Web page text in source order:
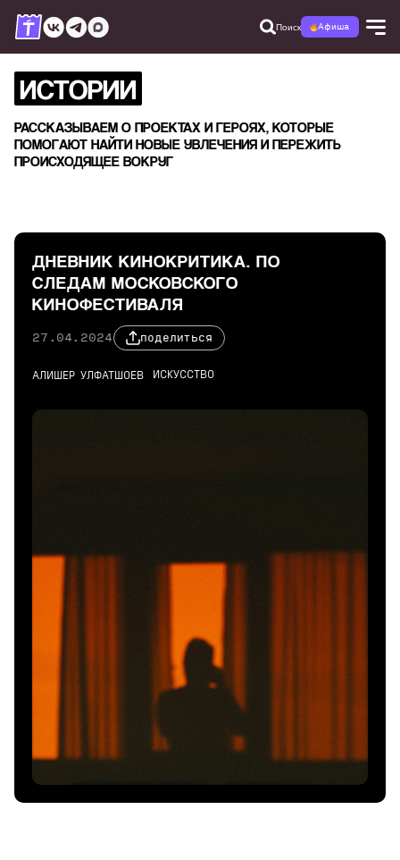
Поиск Афиша
ИСТОРИИ
РАССКАЗЫВАЕМ О ПРОЕКТАХ И ГЕРОЯХ, КОТОРЫЕ
ПОМОГАЮТ НАЙТИ НОВЫЕ УВЛЕЧЕНИЯ И ПЕРЕЖИТЬ
ПРОИСХОДЯЩЕЕ ВОКРУГ
ДНЕВНИК КИНОКРИТИКА. ПО
СЛЕДАМ МОСКОВСКОГО
КИНОФЕСТИВАЛЯ
27.04.2024 поделиться
АЛИШЕР УЛФАТШОЕВ ИСКУССТВО